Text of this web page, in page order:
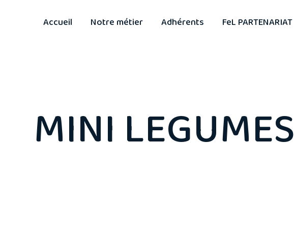
Accueil Notre métier Adhérents FeL PARTENARIAT
MINI LEGUMES